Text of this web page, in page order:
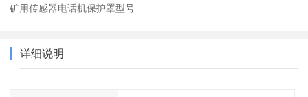
矿用传感器电话机保护罩型号
详细说明